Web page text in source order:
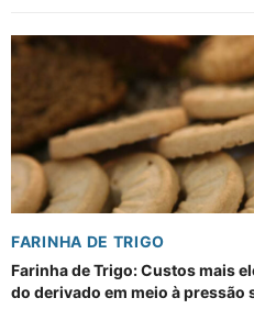
FARINHA DE TRIGO
Farinha de Trigo: Custos mais
do derivado em meio à pressão